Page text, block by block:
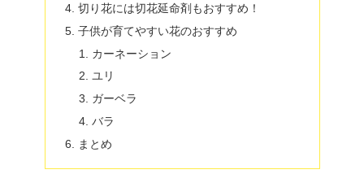
切り花には切花延命剤もおすすめ！
子供が育てやすい花のおすすめ
カーネーション
ユリ
ガーベラ
バラ
まとめ